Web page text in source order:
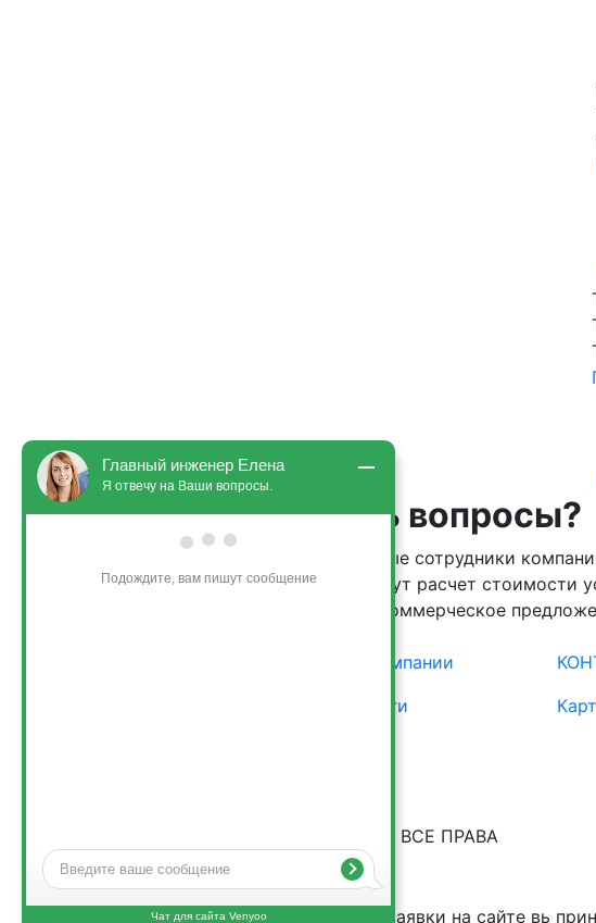
Остались вопросы?
Квалифицированные сотрудники
вопросу, произведут расчет стоимости
индивидуальное коммерческое
О компании
Услуги
© 2018—2026 ООО "ЭКОДАТА". ВСЕ ПРАВА
ЗАЩИЩЕНЫ
Оставляя заявки на сайте вь
Главный инженер Елена
Я отвечу на Ваши вопросы.
Здравствуйте, я могу сделать расчёт
изысканиям.
Чат для сайта Venyoo